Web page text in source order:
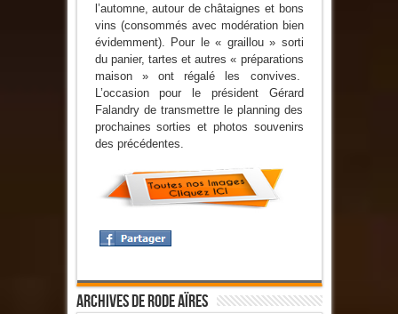
l’automne, autour de châtaignes et bons
vins (consommés avec modération bien
évidemment). Pour le « graillou » sorti
du panier, tartes et autres « préparations
maison » ont régalé les convives.
L’occasion pour le président Gérard
Falandry de transmettre le planning des
prochaines sorties et photos souvenirs
des précédentes.
Archives De Rode Aïres